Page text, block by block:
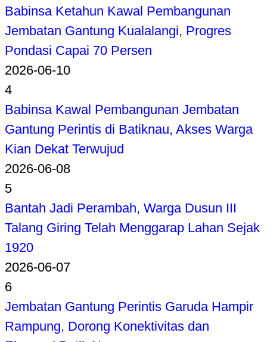
Babinsa Ketahun Kawal Pembangunan
Jembatan Gantung Kualalangi, Progres
Pondasi Capai 70 Persen
2026-06-10
4
Babinsa Kawal Pembangunan Jembatan
Gantung Perintis di Batiknau, Akses Warga
Kian Dekat Terwujud
2026-06-08
5
Bantah Jadi Perambah, Warga Dusun III
Talang Giring Telah Menggarap Lahan Sejak
1920
2026-06-07
6
Jembatan Gantung Perintis Garuda Hampir
Rampung, Dorong Konektivitas dan